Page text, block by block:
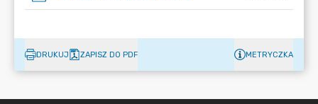
DRUKUJ ZAPISZ DO PDF METRYCZKA